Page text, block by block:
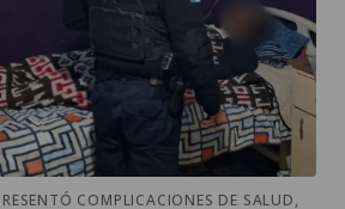
COMPLICACIONES DE SALUD,